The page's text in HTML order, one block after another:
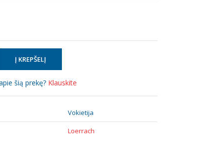
šią prekę? Klauskite
Vokietija
Loerrach